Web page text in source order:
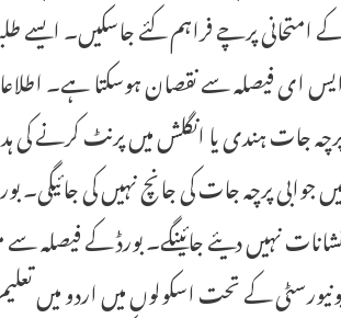
امتحانی پرچے فراہم کئے جاسکیں۔ ایسے
ایس ای فیصلہ سے نقصان ہوسکتا ہے۔
جات ہندی یا انگلش میں پرنٹ کرنے کی
جوابی پرچہ جات کی جانچ نہیں کی جائیگی۔
نہیں دیئے جائینگے۔ بورڈ کے فیصلہ
کے تحت اسکولوں میں اردو میں